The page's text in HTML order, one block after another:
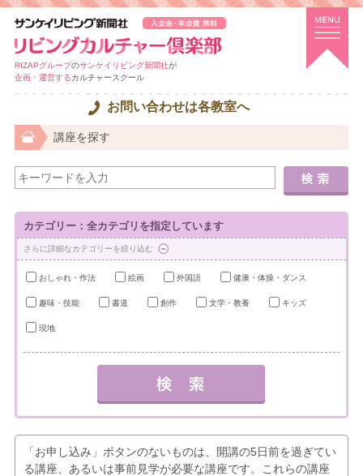
RIZAPグループのサンケイリビング新聞社が
企画・運営するカルチャースクール
お問い合わせは各教室へ
講座を探す
カテゴリー：全カテゴリを指定しています
さらに詳細なカテゴリーを絞り込む
おしゃれ・作法 絵画 外国語 健康・体操・ダンス
趣味・技能 書道 創作 文学・教養 キッズ
現地
「お申し込み」ボタンのないものは、開講の5日前を過ぎてい
る講座、あるいは事前見学が必要な講座です。これらの講座